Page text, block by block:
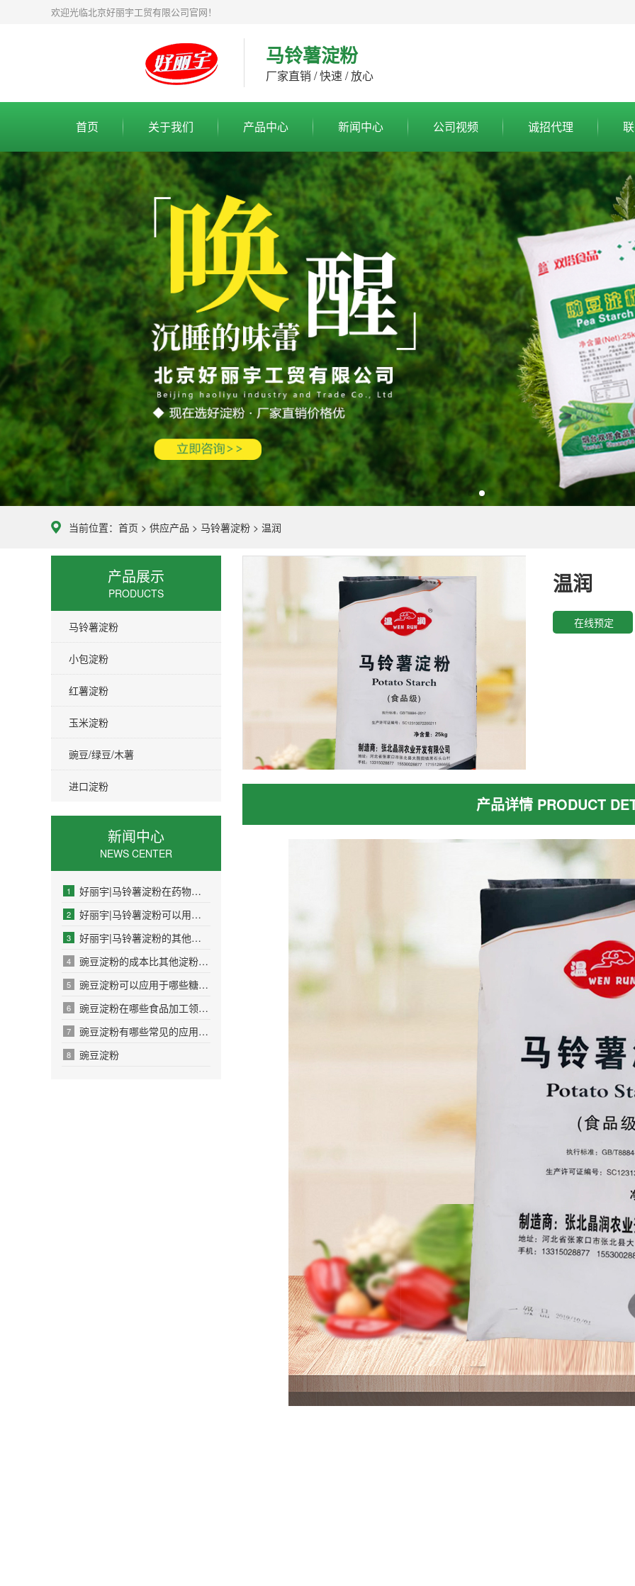
欢迎光临北京好丽宇工贸有限公司官网！
马铃薯淀粉
厂家直销 / 快速 / 放心
首页 关于我们 产品中心 新闻中心 公司视频 诚招代理
当前位置： 首页 > 供应产品 > 马铃薯淀粉 > 温润
产品展示
PRODUCTS
马铃薯淀粉
小包淀粉
红薯淀粉
玉米淀粉
豌豆/绿豆/木薯
进口淀粉
新闻中心
NEWS CENTER
1 好丽宇|马铃薯淀粉在药物制剂中的作用是什么
2 好丽宇|马铃薯淀粉可以用于制药工业吗
3 好丽宇|马铃薯淀粉的其他名称是什么
4 豌豆淀粉的成本比其他淀粉高多少呢
5 豌豆淀粉可以应用于哪些糖果生产领域呢
6 豌豆淀粉在哪些食品加工领域有应用价值
7 豌豆淀粉有哪些常见的应用场景和案例吗
8 豌豆淀粉
温润
在线预定
产品详情 PRODUCT